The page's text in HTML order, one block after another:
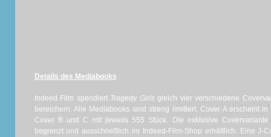
Details des Mediabooks
Indeed Film spendiert Tragedy Girlsgleich vier verschiedene
bereichern. Alle Mediabooks sind streng limitiert, Cover A erscheint
Cover B und C mit jeweils 555 Stück. Die exklusive
begrenzt und ausschließlich im Indeed-Film-Shop erhältlich. Eine J-